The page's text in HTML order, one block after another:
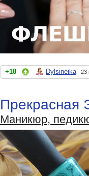
+18 Dylsineika 23
Прекрасная
Маникюр,